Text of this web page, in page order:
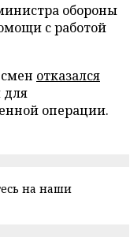
обороны
с работой
отказался
для
операции.
на наши